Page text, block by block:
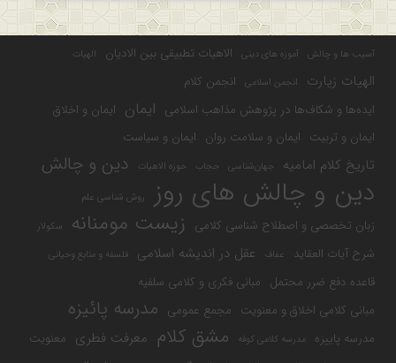
آسیب ها و چالش آموزه های دینی الاهیات تطبیقی بین الادیان الهیات
الهیات زیارت انجمن اسلامی
انجمن کلام
ایده‌ها و شکاف‌ها در پژوهش مذاهب اسلامی ایمان ایمان و اخلاق
ایمان و تربیت ایمان و سلامت روان ایمان و سیاست
تاریخ کلام امامیه جهان‌شناسی حجاب حوزه الاهیات دین و چالش
دین و چالش های روز روش شناسی علم
زبان تخصصی و اصطلاح شناسی کلامی زیست مومنانه سکولار
شرح آیات العقاید عفاف عقل در اندیشه اسلامی فلسفه و منابع وحیانی
قاعده دفع ضرر محتمل مبانی فکری و کلامی سلفیه
مبانی کلامی اخلاق و معنویت مجمع عمومی مدرسه پائیزه
مدرسه پاییزه مدرسه کلامی کوفه مشق کلام معرفت فطری معنویت